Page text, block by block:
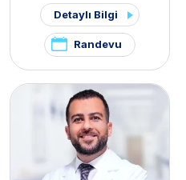
Detaylı Bilgi
Randevu